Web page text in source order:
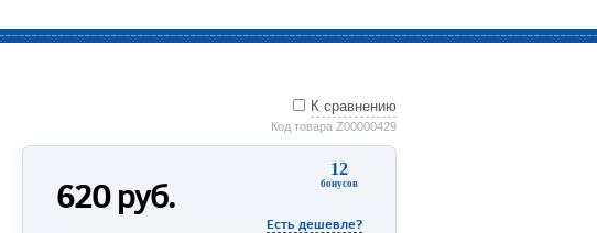
К сравнению
Код товара Z00000429
12
бонусов
620руб.
Есть дешевле?